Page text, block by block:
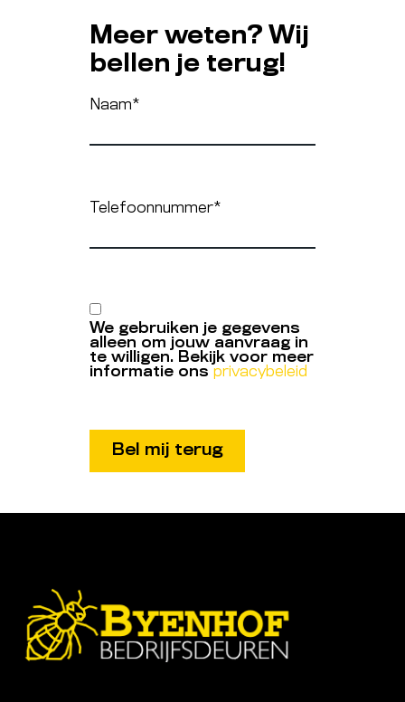
Meer weten? Wij
bellen je terug!
Naam*
Telefoonnummer*
We gebruiken je gegevens
alleen om jouw aanvraag in
te willigen. Bekijk voor meer
informatie ons privacybeleid